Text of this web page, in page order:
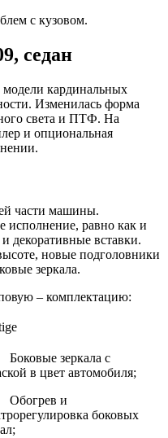
с кузовом.
седан
модели кардинальных
Изменилась форма
света и ПТФ. На
и опциональная
части машины.
исполнение, равно как и
декоративные вставки.
новые подголовники
зеркала.
– комплектацию:
зеркала с
в цвет автомобиля;
и
боковых